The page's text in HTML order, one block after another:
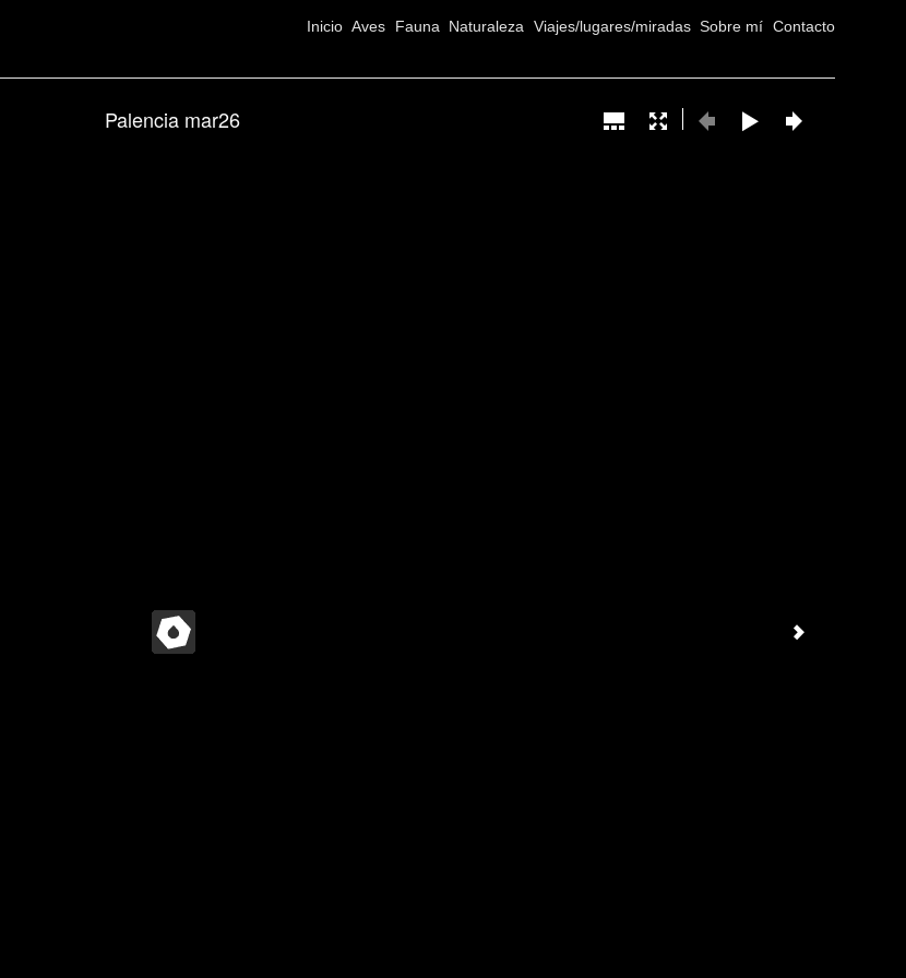
Inicio Aves Fauna Naturaleza Viajes/lugares/miradas Sobre mí Contacto
Palencia mar26